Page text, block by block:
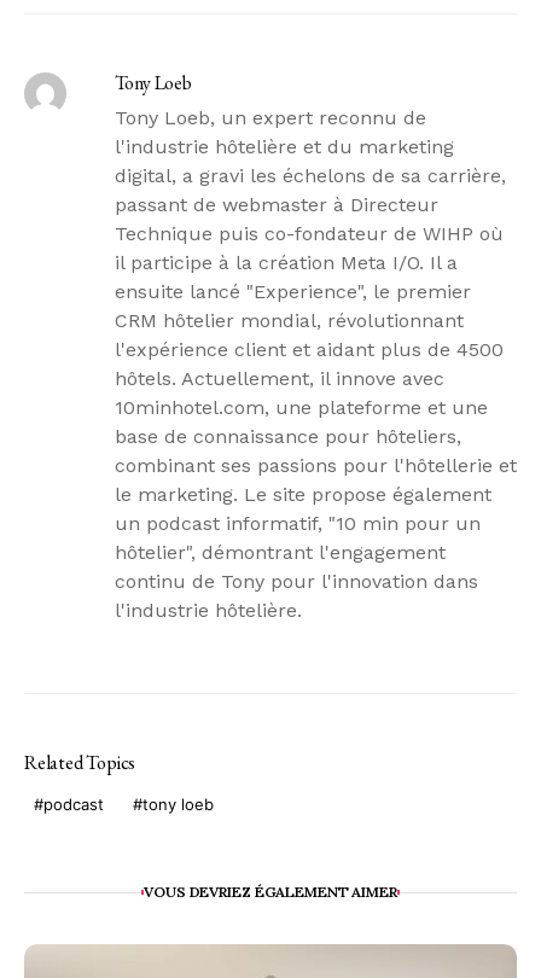
Tony Loeb
Tony Loeb, un expert reconnu de
l'industrie hôtelière et du marketing
digital, a gravi les échelons de sa carrière,
passant de webmaster à Directeur
Technique puis co-fondateur de WIHP où
il participe à la création Meta I/O. Il a
ensuite lancé "Experience", le premier
CRM hôtelier mondial, révolutionnant
l'expérience client et aidant plus de 4500
hôtels. Actuellement, il innove avec
10minhotel.com, une plateforme et une
base de connaissance pour hôteliers,
combinant ses passions pour l'hôtellerie et
le marketing. Le site propose également
un podcast informatif, "10 min pour un
hôtelier", démontrant l'engagement
continu de Tony pour l'innovation dans
l'industrie hôtelière.
Related Topics
podcast tony loeb
VOUS DEVRIEZ ÉGALEMENT AIMER